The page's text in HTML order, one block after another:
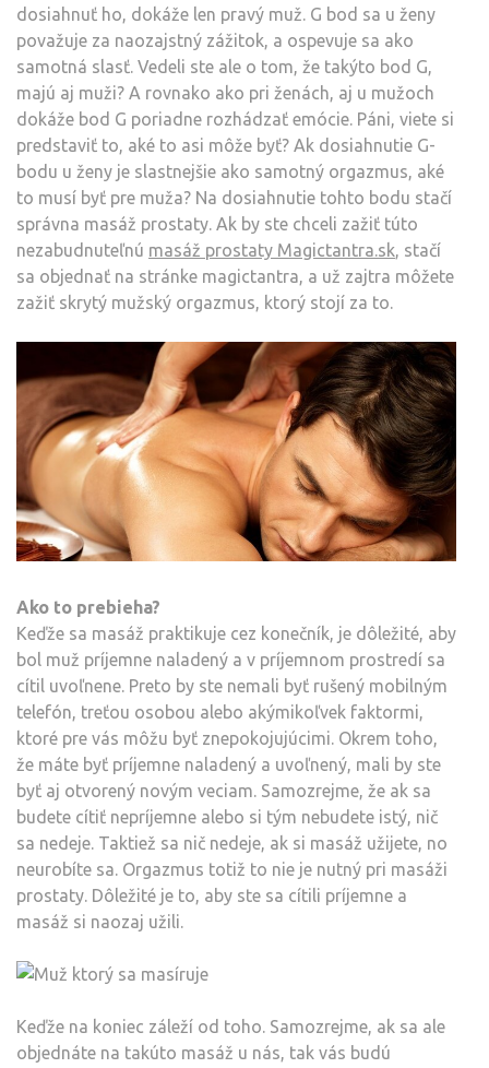
dosiahnuť ho, dokáže len pravý muž. G bod sa u ženy
považuje za naozajstný zážitok, a ospevuje sa ako
samotná slasť. Vedeli ste ale o tom, že takýto bod G,
majú aj muži? A rovnako ako pri ženách, aj u mužoch
dokáže bod G poriadne rozhádzať emócie. Páni, viete si
predstaviť to, aké to asi môže byť? Ak dosiahnutie G-
bodu u ženy je slastnejšie ako samotný orgazmus, aké
to musí byť pre muža? Na dosiahnutie tohto bodu stačí
správna masáž prostaty. Ak by ste chceli zažiť túto
nezabudnuteľnú masáž prostaty Magictantra.sk , stačí
sa objednať na stránke magictantra, a už zajtra môžete
zažiť skrytý mužský orgazmus, ktorý stojí za to.
Ako to prebieha?
Keďže sa masáž praktikuje cez konečník, je dôležité, aby
bol muž príjemne naladený a v príjemnom prostredí sa
cítil uvoľnene. Preto by ste nemali byť rušený mobilným
telefón, treťou osobou alebo akýmikoľvek faktormi,
ktoré pre vás môžu byť znepokojujúcimi. Okrem toho,
že máte byť príjemne naladený a uvoľnený, mali by ste
byť aj otvorený novým veciam. Samozrejme, že ak sa
budete cítiť nepríjemne alebo si tým nebudete istý, nič
sa nedeje. Taktiež sa nič nedeje, ak si masáž užijete, no
neurobíte sa. Orgazmus totiž to nie je nutný pri masáži
prostaty. Dôležité je to, aby ste sa cítili príjemne a
masáž si naozaj užili.
Keďže na koniec záleží od toho. Samozrejme, ak sa ale
objednáte na takúto masáž u nás, tak vás budú